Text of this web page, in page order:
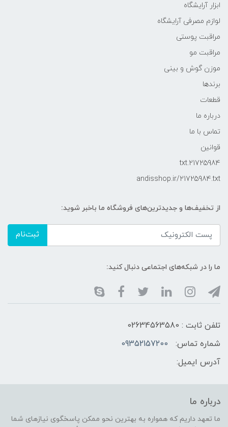
ابزار آرایشگاه
لوازم مصرفی آرایشگاه
مراقبت پوستی
مراقبت مو
موزن گوش و بینی
برندها
قطعات
درباره ما
تماس با ما
قوانین
21725984.txt
andisshop.ir/21725984.txt
از تخفیف‌ها و جدیدترین‌های فروشگاه ما باخبر شوید:
ثبت‌نام
ما را در شبکه‌های اجتماعی دنبال کنید:
تلفن ثابت : 02634563580
شماره تماس:
09352157200
آدرس ایمیل:
درباره ما
ما تعهد داریم که همواره به بهترین نحو ممکن پاسخگوی نیازهای شما